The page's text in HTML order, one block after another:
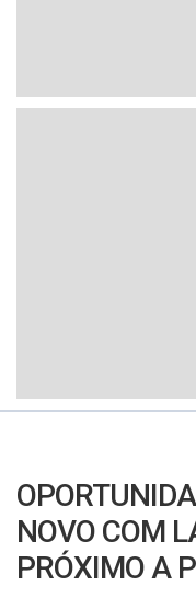
NOVO COM
PRÓXIMO A